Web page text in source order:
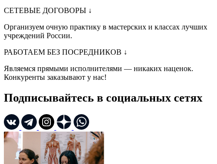
СЕТЕВЫЕ ДОГОВОРЫ ↓
Организуем очную практику в мастерских и классах лучших
учреждений России.
РАБОТАЕМ БЕЗ ПОСРЕДНИКОВ ↓
Являемся прямыми исполнителями — никаких наценок.
Конкуренты заказывают у нас!
Подписывайтесь в социальных сетях